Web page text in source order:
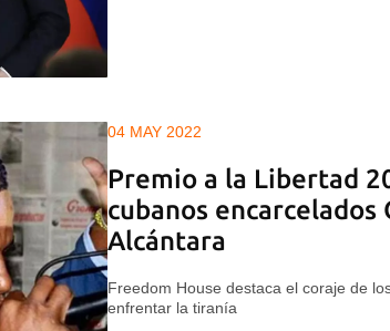
04 MAY 2022
Premio a la Libertad
cubanos encarcelados
Alcántara
Freedom House destaca el coraje de
enfrentar la tiranía